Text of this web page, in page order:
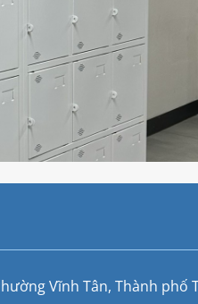
Vĩnh Tân, Thành phố